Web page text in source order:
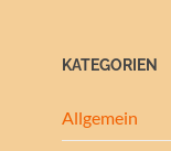
KATEGORIEN
Allgemein